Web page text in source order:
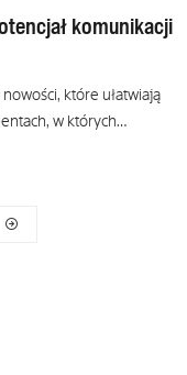
komunikacji
które ułatwiają
w których…